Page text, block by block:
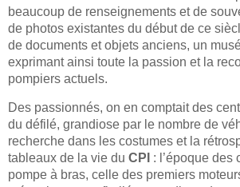
beaucoup de renseignements et de
de photos existantes du début de ce
de documents et objets anciens, un
exprimant ainsi toute la passion et la
pompiers actuels.
Des passionnés, on en comptait des
du défilé, grandiose par le nombre de
recherche dans les costumes et la
tableaux de la vie du CPI : l’époque des
pompe à bras, celle des premiers